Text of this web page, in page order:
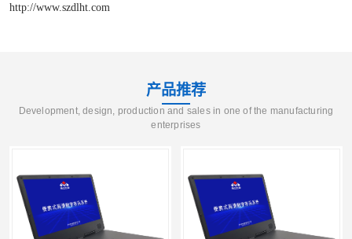
http://www.szdlht.com
产品推荐
Development, design, production and sales in one of the manufacturing
enterprises